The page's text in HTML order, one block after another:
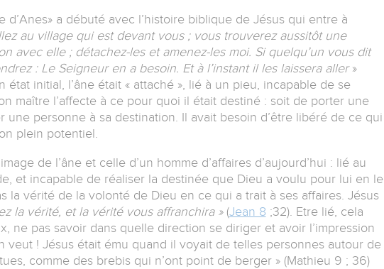
d’Anes» a débuté avec l’histoire biblique de Jésus qui entre à
au village qui est devant vous ; vous trouverez aussitôt une
avec elle ; détachez-les et amenez-les moi. Si quelqu’un vous dit
: Le Seigneur en a besoin. Et à l’instant il les laissera aller»
état initial, l’âne était « attaché », lié à un pieu, incapable de se
maître l’affecte à ce pour quoi il était destiné : soit de porter une
une personne à sa destination. Il avait besoin d’être libéré de ce qui
plein potentiel.
de l’âne et celle d’un homme d’affaires d’aujourd’hui : lié au
et incapable de réaliser la destinée que Dieu a voulu pour lui en le
la vérité de la volonté de Dieu en ce qui a trait à ses affaires. Jésus
la vérité, et la vérité vous affranchira »(Jean 8 ;32). Etre lié, cela
ne pas savoir dans quelle direction se diriger et avoir l’impression
veut ! Jésus était ému quand il voyait de telles personnes autour de
comme des brebis qui n’ont point de berger » (Mathieu 9 ; 36)